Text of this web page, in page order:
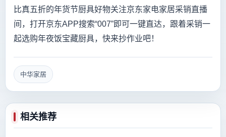
比真五折的年货节厨具好物关注京东家电家居采销直播
间，打开京东APP搜索“007”即可一键直达，跟着采销一
起选购年夜饭宝藏厨具，快来抄作业吧！
中华家居
相关推荐